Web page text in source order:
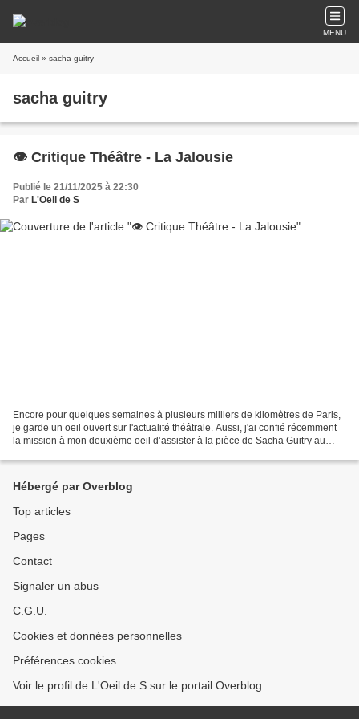
MENU
Accueil » sacha guitry
sacha guitry
👁️ Critique Théâtre - La Jalousie
Publié le 21/11/2025 à 22:30
Par L'Oeil de S
Encore pour quelques semaines à plusieurs milliers de kilomètres de Paris,
je garde un oeil ouvert sur l'actualité théâtrale. Aussi, j'ai confié récemment
la mission à mon deuxième oeil d’assister à la pièce de Sacha Guitry au
Hébergé par Overblog
Top articles
Pages
Contact
Signaler un abus
C.G.U.
Cookies et données personnelles
Préférences cookies
Voir le profil de L'Oeil de S sur le portail Overblog